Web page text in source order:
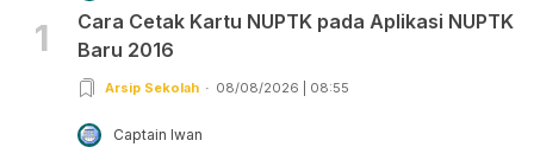
1
Cara Cetak Kartu NUPTK pada Aplikasi NUPTK
Baru 2016
Arsip Sekolah 08/08/2026 | 08:55
Captain Iwan